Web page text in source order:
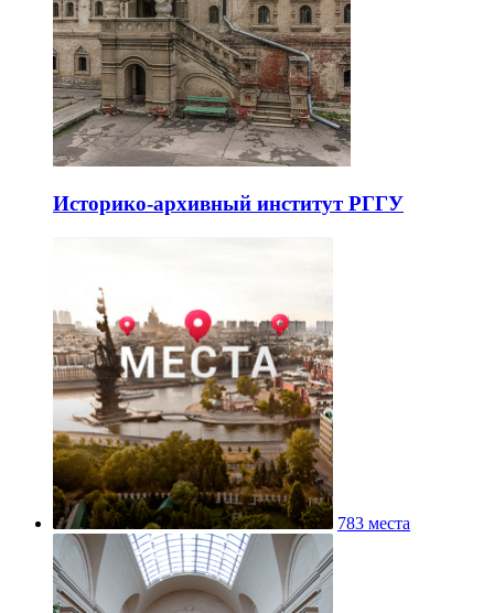
Историко-архивный институт РГГУ
783 места